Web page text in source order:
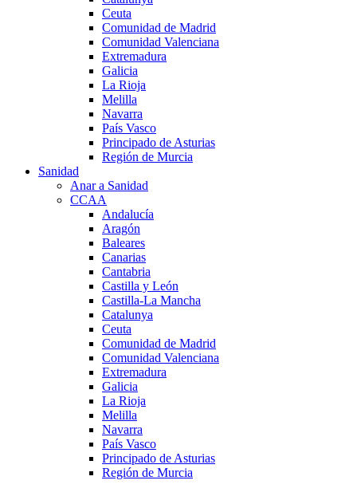
Ceuta
Comunidad de Madrid
Comunidad Valenciana
Extremadura
Galicia
La Rioja
Melilla
Navarra
País Vasco
Principado de Asturias
Región de Murcia
Sanidad
Anar a Sanidad
CCAA
Andalucía
Aragón
Baleares
Canarias
Cantabria
Castilla y León
Castilla-La Mancha
Catalunya
Ceuta
Comunidad de Madrid
Comunidad Valenciana
Extremadura
Galicia
La Rioja
Melilla
Navarra
País Vasco
Principado de Asturias
Región de Murcia